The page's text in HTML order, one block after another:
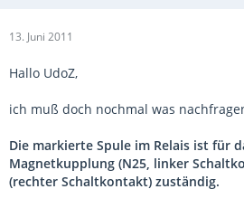
13. Juni 2011
Hallo UdoZ,
ich muß doch nochmal was
Die markierte Spule im Relais ist für
Magnetkupplung (N25, linker
(rechter Schaltkontakt) zuständig.